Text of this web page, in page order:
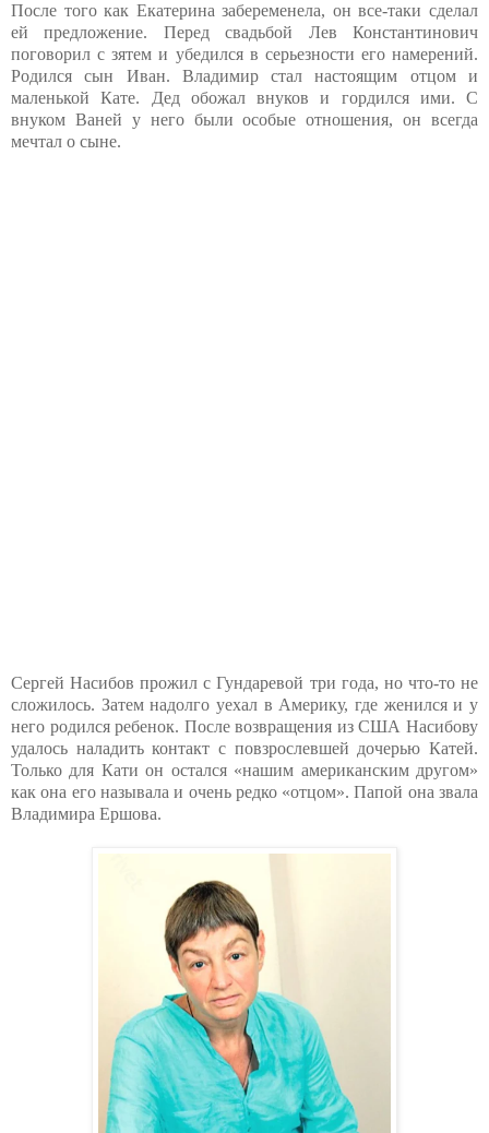
После того как Екатерина забеременела, он все-таки сделал
ей предложение. Перед свадьбой Лев Константинович
поговорил с зятем и убедился в серьезности его намерений.
Родился сын Иван. Владимир стал настоящим отцом и
маленькой Кате. Дед обожал внуков и гордился ими. С
внуком Ваней у него были особые отношения, он всегда
мечтал о сыне.
Сергей Насибов прожил с Гундаревой три года, но что-то не
сложилось. Затем надолго уехал в Америку, где женился и у
него родился ребенок. После возвращения из США Насибову
удалось наладить контакт с повзрослевшей дочерью Катей.
Только для Кати он остался «нашим американским другом»
как она его называла и очень редко «отцом». Папой она звала
Владимира Ершова.